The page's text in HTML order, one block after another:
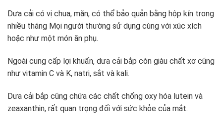
Dưa cải có vị chua, mặn, có thể bảo quản bằng hộp kín trong
nhiều tháng Mọi người thường sử dụng cùng với xúc xích
hoặc như một món ăn phụ.
Ngoài cung cấp lợi khuẩn, dưa cải bắp còn giàu chất xơ cũng
như vitamin C và K, natri, sắt và kali.
Dưa cải bắp cũng chứa các chất chống oxy hóa lutein và
zeaxanthin, rất quan trọng đối với sức khỏe của mắt.